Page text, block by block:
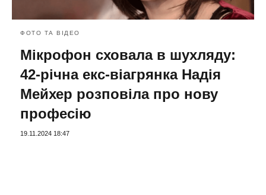
ФОТО ТА ВІДЕО
Мікрофон сховала в шухляду:
42-річна екс-віагрянка Надія
Мейхер розповіла про нову
професію
19.11.2024 18:47